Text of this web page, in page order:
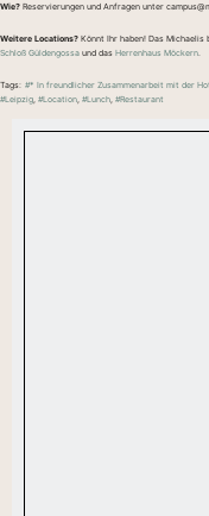
Wie? Reservierungen und Anfragen unter
Weitere Locations? Könnt Ihr haben! Das
Schloß Güldengossa und das Herrenhaus Möckern
Tags: #* In freundlicher Zusammenarbeit mit der
#Leipzig #Location #Lunch #Restaurant